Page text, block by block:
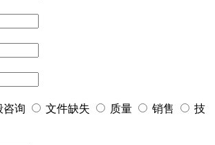
咨询 文件缺失 质量 销售
技